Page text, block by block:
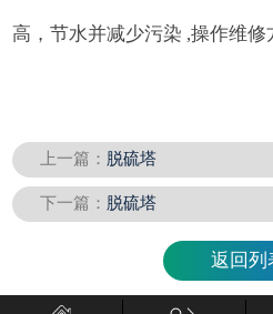
高，节水并减少污染 ,操作维修
上一篇： 脱硫塔
下一篇： 脱硫塔
返回列